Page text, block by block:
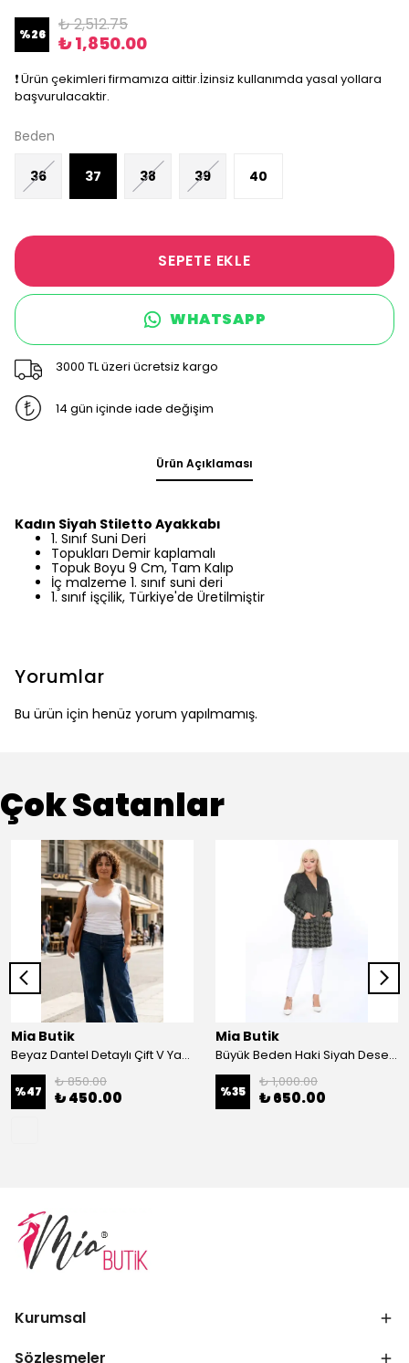
%26 ₺ 2,512.75
₺ 1,850.00
❗️ Ürün çekimleri firmamıza aittir.İzinsiz kullanımda yasal yollara
başvurulacaktir.
Beden
36 37 38 39 40
SEPETE EKLE
WHATSAPP
3000 TL üzeri ücretsiz kargo
14 gün içinde iade değişim
Ürün Açıklaması
Kadın Siyah Stiletto Ayakkabı
1. Sınıf Suni Deri
Topukları Demir kaplamalı
Topuk Boyu 9 Cm, Tam Kalıp
İç malzeme 1. sınıf suni deri
1. sınıf işçilik, Türkiye'de Üretilmiştir
Yorumlar
Bu ürün için henüz yorum yapılmamış.
Çok Satanlar
Mia Butik
Beyaz Dantel Detaylı Çift V Yaka Karşkorse Esnek Bluz
%47
₺ 850.00
₺ 450.00
Mia Butik
Büyük Beden Haki Siyah Desenli Hırka
%35
₺ 1,000.00
₺ 650.00
Kurumsal
Sözleşmeler